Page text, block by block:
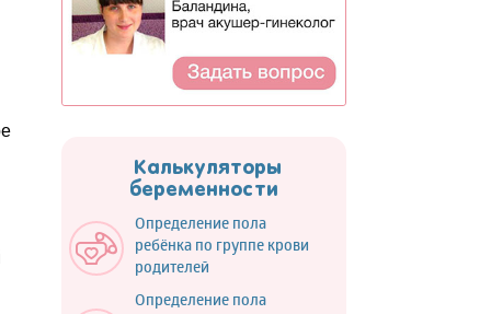
Калькуляторы
беременности
Определение пола
ребёнка по группе крови
родителей
Определение пола